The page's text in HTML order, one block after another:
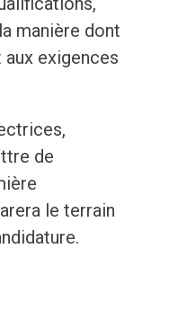
manière dont
exigences
de
le terrain